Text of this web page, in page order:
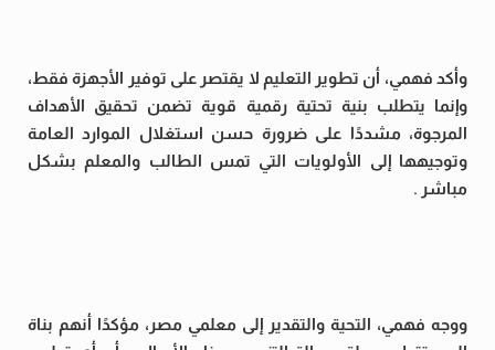
وأكد فهمي، أن تطوير التعليم لا يقتصر على توفير الأجهزة فقط،
وإنما يتطلب بنية تحتية رقمية قوية تضمن تحقيق الأهداف
المرجوة، مشددًا على ضرورة حسن استغلال الموارد العامة
وتوجيهها إلى الأولويات التي تمس الطالب والمعلم بشكل
مباشر .
ووجه فهمي، التحية والتقدير إلى معلمي مصر، مؤكدًا أنهم بناة